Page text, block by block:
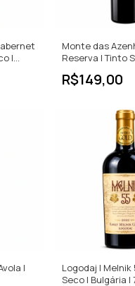
|
Monte das
Reserva | Tinto
R$149,00
|
Logodaj | Melnik
Seco | Bulgária |